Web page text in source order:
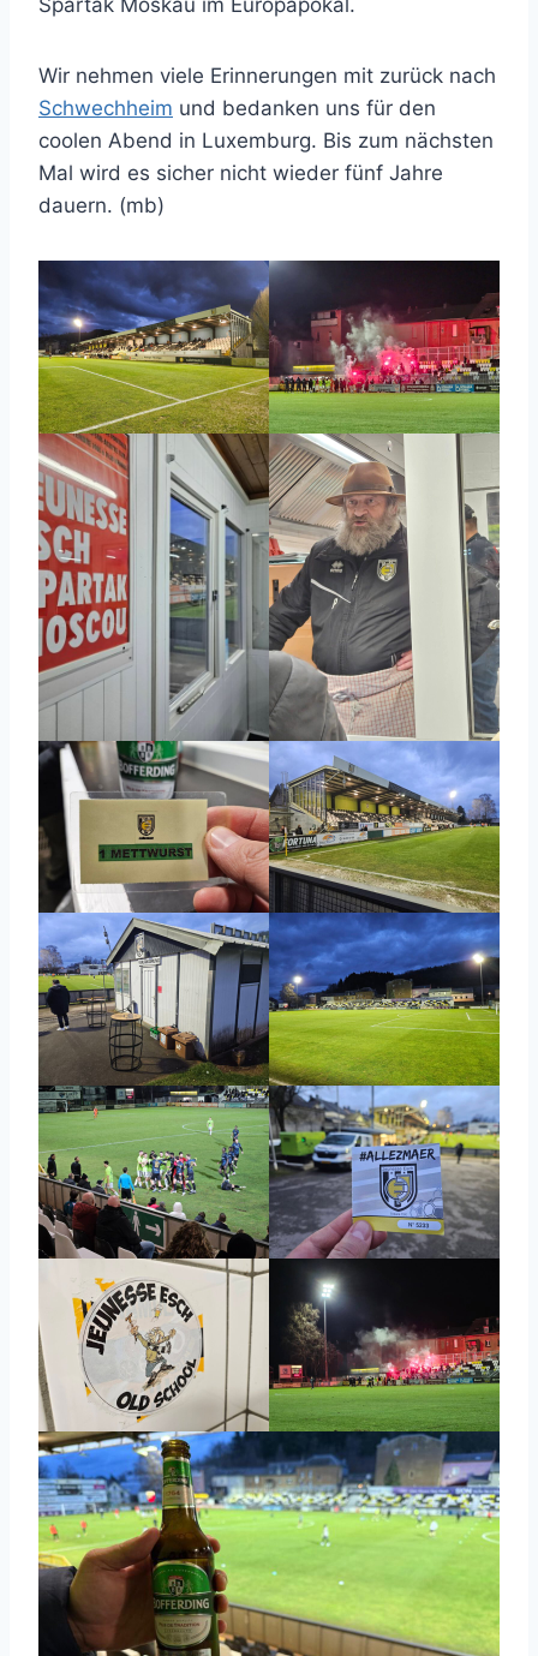
Wir nehmen viele Erinnerungen mit zurück nach
Schwechheim und bedanken uns für den
coolen Abend in Luxemburg. Bis zum nächsten
Mal wird es sicher nicht wieder fünf Jahre
dauern. (mb)